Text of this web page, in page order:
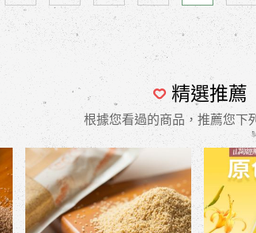
精選推薦
根據您看過的商品，推薦您下